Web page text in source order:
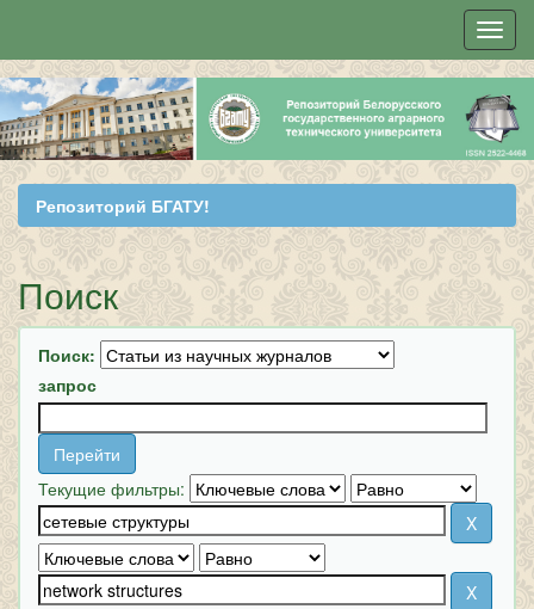
Skip
navigation
Репозиторий БГАТУ!
Поиск
Поиск:
запрос
Текущие фильтры: